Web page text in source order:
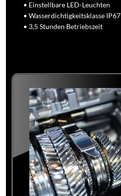
• Einstellbare LED-Leuchten
• Wasserdichtigkeitsklasse IP67
• 3,5 Stunden Betriebszeit